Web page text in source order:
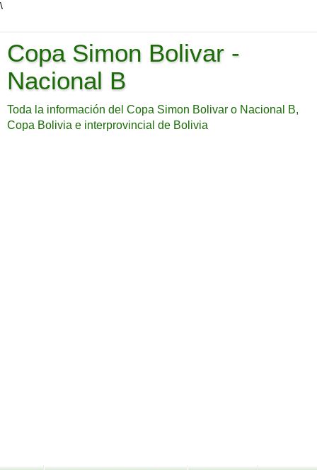
\
Copa Simon Bolivar -
Nacional B
Toda la información del Copa Simon Bolivar o Nacional B,
Copa Bolivia e interprovincial de Bolivia